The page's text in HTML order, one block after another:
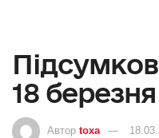
18
Автор toxa